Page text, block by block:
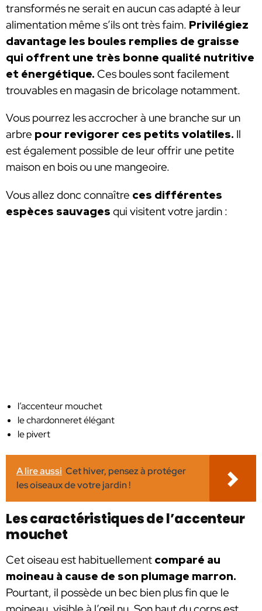
transformés ne serait en aucun cas adapté à leur
alimentation même s’ils ont très faim. Privilégiez
davantage les boules remplies de graisse
qui offrent une très bonne qualité nutritive
et énergétique. Ces boules sont facilement
trouvables en magasin de bricolage notamment.
Vous pourrez les accrocher à une branche sur un
arbre pour revigorer ces petits volatiles. Il
est également possible de leur offrir une petite
maison en bois ou une mangeoire.
Vous allez donc connaître ces différentes
espèces sauvages qui visitent votre jardin :
l’accenteur mouchet
le chardonneret élégant
le pivert
A lire aussi Cet hiver, pensez à protéger
les oiseaux de votre jardin !
Les caractéristiques de l’accenteur
mouchet
Cet oiseau est habituellement comparé au
moineau à cause de son plumage marron.
Pourtant, il possède un bec bien plus fin que le